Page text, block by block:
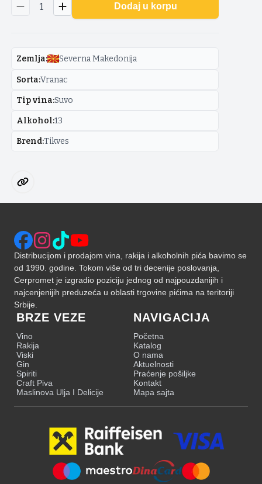
1 Dodaj u korpu
Zemlja: Severna Makedonija
Sorta:Vranac
Tip vina:Suvo
Alkohol:13
Brend:Tikves
Distribucijom i prodajom vina, rakija i alkoholnih pića bavimo se
od 1990. godine. Tokom više od tri decenije poslovanja,
Cerpromet je izgradio poziciju jednog od najpouzdanijih i
najcenjenijih preduzeća u oblasti trgovine pićima na teritoriji
Srbije.
BRZE VEZE
Vino
Rakija
Viski
Gin
Spiriti
Craft Piva
Maslinova Ulja I Delicije
NAVIGACIJA
Početna
Katalog
O nama
Aktuelnosti
Praćenje pošiljke
Kontakt
Mapa sajta